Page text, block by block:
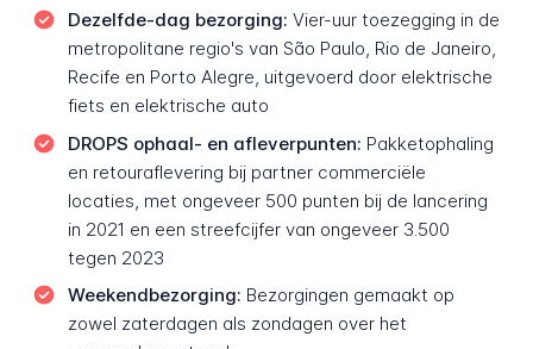
Dezelfde-dag bezorging: Vier-uur toezegging in de
metropolitane regio's van São Paulo, Rio de Janeiro,
Recife en Porto Alegre, uitgevoerd door elektrische
fiets en elektrische auto
DROPS ophaal- en afleverpunten: Pakketophaling
en retouraflevering bij partner commerciële
locaties, met ongeveer 500 punten bij de lancering
in 2021 en een streefcijfer van ongeveer 3.500
tegen 2023
Weekendbezorging: Bezorgingen gemaakt op
zowel zaterdagen als zondagen over het